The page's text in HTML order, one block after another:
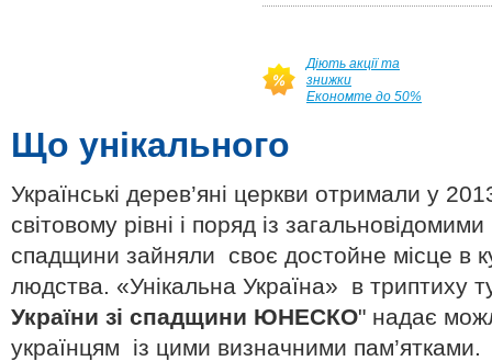
Діють акції та
знижки
Економте до 50%
Що унікального
Українські дерев’яні церкви отримали у
світовому рівні і поряд із
спадщини зайняли своє достойне місце в
людства. «Унікальна Україна» в триптиху
України зі спадщини ЮНЕСКО" надає
українцям із цими визначними пам’ятками.